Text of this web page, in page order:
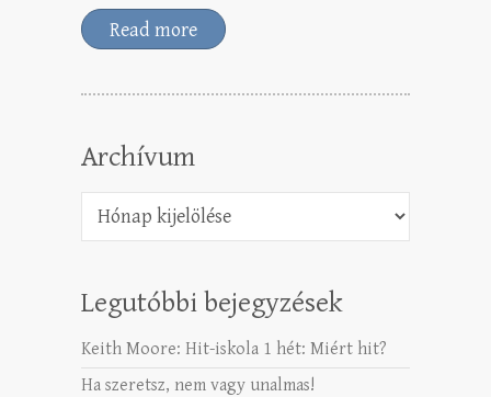
Read more
Archívum
Legutóbbi bejegyzések
Keith Moore: Hit-iskola 1 hét: Miért hit?
Ha szeretsz, nem vagy unalmas!